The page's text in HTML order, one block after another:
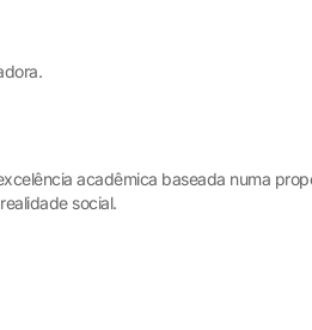
acadêmica baseada numa
social.